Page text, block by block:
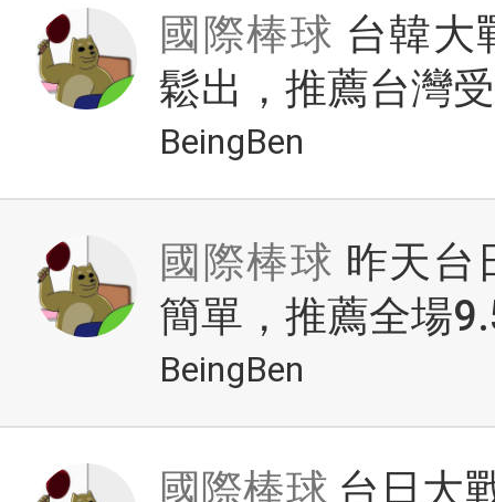
國際棒球 台韓大
鬆出，推薦台灣
BeingBen
國際棒球 昨天台
簡單，推薦全場
BeingBen
國際棒球 台日大